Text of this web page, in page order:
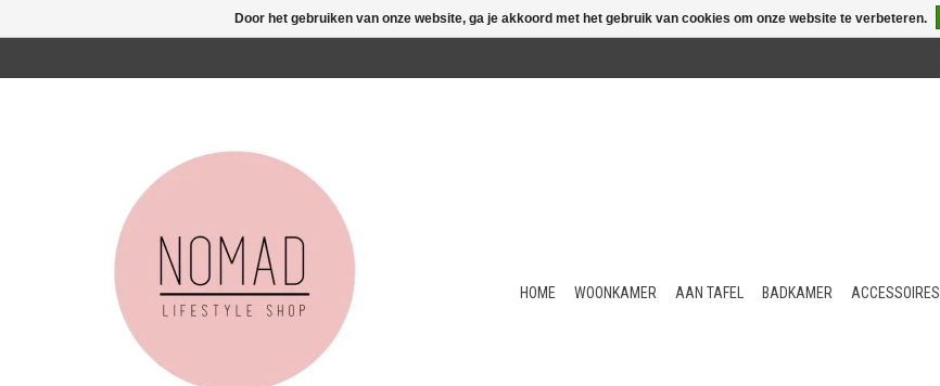
HOME WOONKAMER AAN TAFEL BADKAMER ACCESSOIRES
Door het gebruiken van onze website, ga je akkoord met het gebruik van cookies om onze website te verbeteren.